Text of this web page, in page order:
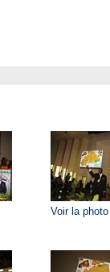
Voir la photo